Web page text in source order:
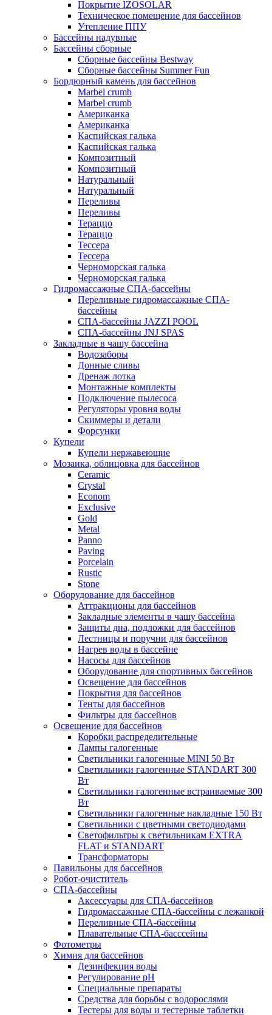
Покрытие IZOSOLAR
Техническое помещение для бассейнов
Утепление ППУ
Бассейны надувные
Бассейны сборные
Сборные бассейны Bestway
Сборные бассейны Summer Fun
Бордюрный камень для бассейнов
Marbel crumb
Marbel crumb
Американка
Американка
Каспийская галька
Каспийская галька
Композитный
Композитный
Натуральный
Натуральный
Переливы
Переливы
Тераццо
Тераццо
Тессера
Тессера
Черноморская галька
Черноморская галька
Гидромассажные СПА-бассейны
Переливные гидромассажные СПА-
бассейны
СПА-бассейны JAZZI POOL
СПА-бассейны JNJ SPAS
Закладные в чашу бассейна
Водозаборы
Донные сливы
Дренаж лотка
Монтажные комплекты
Подключение пылесоса
Регуляторы уровня воды
Скиммеры и детали
Форсунки
Купели
Купели нержавеющие
Мозаика, облицовка для бассейнов
Ceramic
Crystal
Econom
Exclusive
Gold
Metal
Panno
Paving
Porcelain
Rustic
Stone
Оборудование для бассейнов
Аттракционы для бассейнов
Закладные элементы в чашу бассейна
Защиты дна, подложки для бассейнов
Лестницы и поручни для бассейнов
Нагрев воды в бассейне
Насосы для бассейнов
Оборудование для спортивных бассейнов
Освещение для бассейнов
Покрытия для бассейнов
Тенты для бассейнов
Фильтры для бассейнов
Освещение для бассейнов
Коробки распределительные
Лампы галогенные
Светильники галогенные MINI 50 Вт
Светильники галогенные STANDART 300
Вт
Светильники галогенные встраиваемые 300
Вт
Светильники галогенные накладные 150 Вт
Светильники с цветными светодиодами
Светофильтры к светильникам EXTRA
FLAT и STANDART
Трансформаторы
Павильоны для бассейнов
Робот-очиститель
СПА-бассейны
Аксессуары для СПА-бассейнов
Гидромассажные СПА-бассейны с лежанкой
Переливные СПА-бассейны
Плавательные СПА-басссейны
Фотометры
Химия для бассейнов
Дезинфекция воды
Регулирование pH
Специальные препараты
Средства для борьбы с водорослями
Тестеры для воды и тестерные таблетки